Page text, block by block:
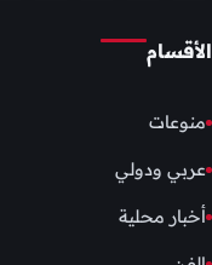
الأقسام
منوعات
عربي ودولي
أخبار محلية